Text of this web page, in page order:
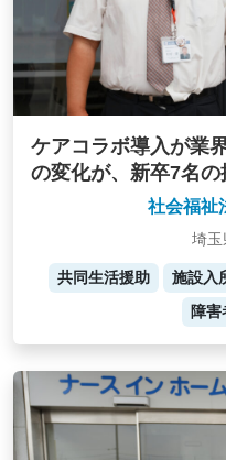
ケアコラボ導入が業
の変化が、新卒7名
社会福祉
埼玉
共同生活援助 施設入
障